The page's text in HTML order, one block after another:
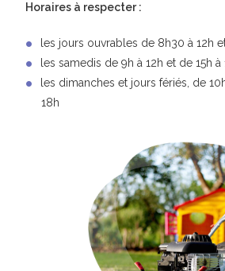
Horaires à respecter :
les jours ouvrables de 8h30 à 12h
les samedis de 9h à 12h et de 15h à
les dimanches et jours fériés, de
18h